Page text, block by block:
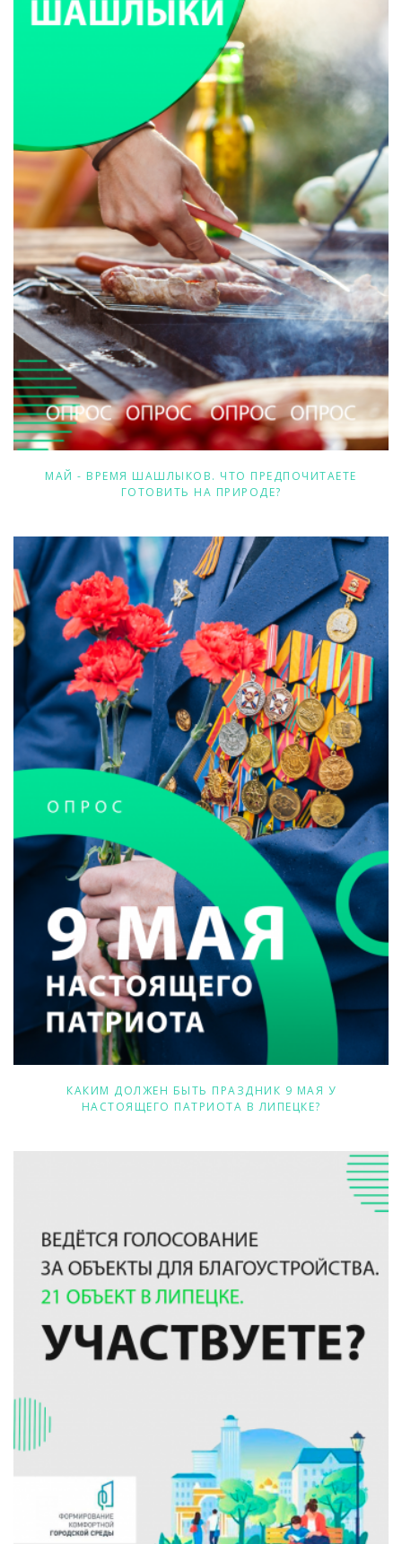
МАЙ - ВРЕМЯ ШАШЛЫКОВ. ЧТО ПРЕДПОЧИТАЕТЕ
ГОТОВИТЬ НА ПРИРОДЕ?
КАКИМ ДОЛЖЕН БЫТЬ ПРАЗДНИК 9 МАЯ У
НАСТОЯЩЕГО ПАТРИОТА В ЛИПЕЦКЕ?